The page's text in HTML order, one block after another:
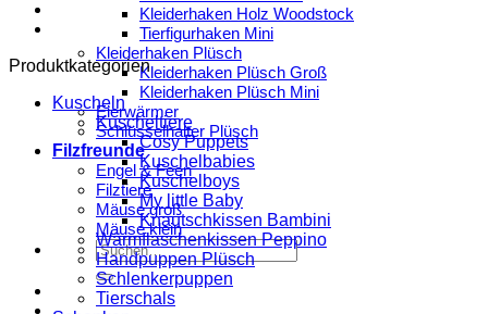
Kleiderhaken Holz Woodstock
Tierfigurhaken Mini
Kleiderhaken Plüsch
Kleiderhaken Plüsch Groß
Kleiderhaken Plüsch Mini
Eierwärmer
Schlüsselhalter Plüsch
Filzfreunde
Engel & Feen
Filztiere
Mäuse groß
Mäuse klein
Suchen
nach:
Produktkategorien
Kuscheln
Kuscheltiere
Cosy Puppets
Kuschelbabies
Kuschelboys
My little Baby
Knautschkissen Bambini
Wärmflaschenkissen Peppino
Handpuppen Plüsch
Schlenkerpuppen
Tierschals